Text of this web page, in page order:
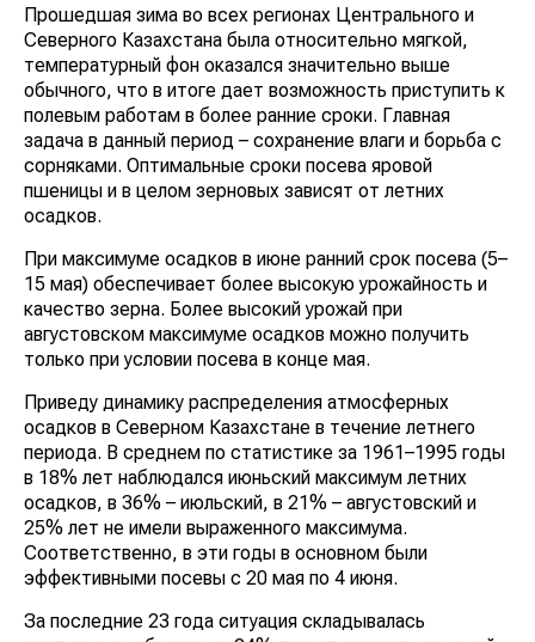
Прошедшая зима во всех регионах Центрального и
Северного Казахстана была относительно мягкой,
температурный фон оказался значительно выше
обычного, что в итоге дает возможность приступить к
полевым работам в более ранние сроки. Главная
задача в данный период – сохранение влаги и борьба с
сорняками. Оптимальные сроки посева яровой
пшеницы и в целом зерновых зависят от летних
осадков.
При максимуме осадков в июне ранний срок посева (5–
15 мая) обеспечивает более высокую урожайность и
качество зерна. Более высокий урожай при
августовском максимуме осадков можно получить
только при условии посева в конце мая.
Приведу динамику распределения атмосферных
осадков в Северном Казахстане в течение летнего
периода. В среднем по статистике за 1961–1995 годы
в 18% лет наблюдался июньский максимум летних
осадков, в 36% – июльский, в 21% – августовский и
25% лет не имели выраженного максимума.
Соответственно, в эти годы в основном были
эффективными посевы с 20 мая по 4 июня.
За последние 23 года ситуация складывалась